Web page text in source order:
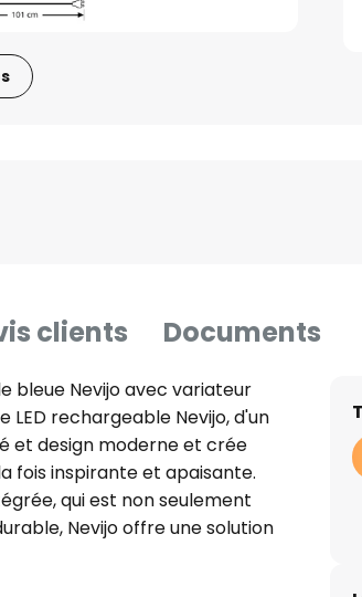
clients Documents
bleue Nevijo avec variateur
rechargeable Nevijo, d'un
et design moderne et crée
fois inspirante et apaisante.
qui est non seulement
Nevijo offre une solution
et le salon. Les styles